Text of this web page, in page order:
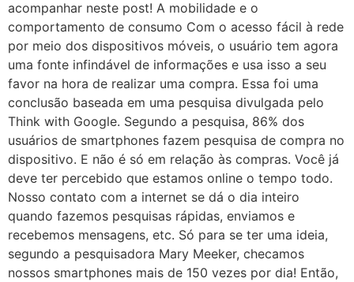
acompanhar neste post! A mobilidade e o
comportamento de consumo Com o acesso fácil à rede
por meio dos dispositivos móveis, o usuário tem agora
uma fonte infindável de informações e usa isso a seu
favor na hora de realizar uma compra. Essa foi uma
conclusão baseada em uma pesquisa divulgada pelo
Think with Google. Segundo a pesquisa, 86% dos
usuários de smartphones fazem pesquisa de compra no
dispositivo. E não é só em relação às compras. Você já
deve ter percebido que estamos online o tempo todo.
Nosso contato com a internet se dá o dia inteiro
quando fazemos pesquisas rápidas, enviamos e
recebemos mensagens, etc. Só para se ter uma ideia,
segundo a pesquisadora Mary Meeker, checamos
nossos smartphones mais de 150 vezes por dia! Então,